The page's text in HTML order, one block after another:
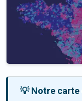
💡 Notre